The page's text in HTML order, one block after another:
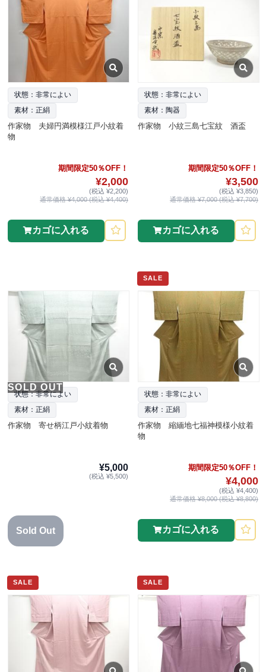
状態：非常によい
素材：正絹
作家物 夫婦円満模様江戸小紋着
物
期間限定50％OFF！
¥2,000
(税込 ¥2,200)
通常価格 ¥4,000 (税込 ¥4,400)
カゴに入れる
状態：非常によい
素材：陶器
作家物 小紋三島七宝紋 酒盃
期間限定50％OFF！
¥3,500
(税込 ¥3,850)
通常価格 ¥7,000 (税込 ¥7,700)
カゴに入れる
SOLD OUT
状態：非常によい
素材：正絹
作家物 寄せ柄江戸小紋着物
¥5,000
(税込 ¥5,500)
Sold Out
SALE
状態：非常によい
素材：正絹
作家物 縮緬地七福神模様小紋着
物
期間限定50％OFF！
¥4,000
(税込 ¥4,400)
通常価格 ¥8,000 (税込 ¥8,800)
カゴに入れる
SALE SALE